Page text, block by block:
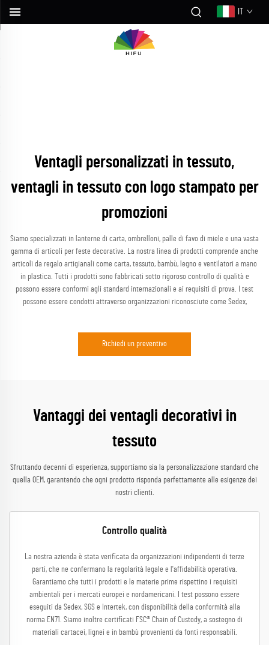
Ventagli personalizzati in tessuto,
ventagli in tessuto con logo stampato per
promozioni
Siamo specializzati in lanterne di carta, ombrelloni, palle di favo di miele e una vasta
gamma di articoli per feste decorative. La nostra linea di prodotti comprende anche
articoli da regalo artigianali come carta, tessuto, bambù, legno e ventilatori a mano
in plastica. Tutti i prodotti sono fabbricati sotto rigoroso controllo di qualità e
possono essere conformi agli standard internazionali e ai requisiti di prova. I test
possono essere condotti attraverso organizzazioni riconosciute come Sedex,
Richiedi un preventivo
Vantaggi dei ventagli decorativi in
tessuto
Sfruttando decenni di esperienza, supportiamo sia la personalizzazione standard che
quella OEM, garantendo che ogni prodotto risponda perfettamente alle esigenze dei
nostri clienti.
Controllo qualità
La nostra azienda è stata verificata da organizzazioni indipendenti di terze
parti, che ne confermano la regolarità legale e l'affidabilità operativa.
Garantiamo che tutti i prodotti e le materie prime rispettino i requisiti
ambientali per i mercati europei e nordamericani. I test possono essere
eseguiti da Sedex, SGS e Intertek, con disponibilità della conformità alla
norma EN71. Siamo inoltre certificati FSC® Chain of Custody, a sostegno di
materiali cartacei, lignei e in bambù provenienti da fonti responsabili.